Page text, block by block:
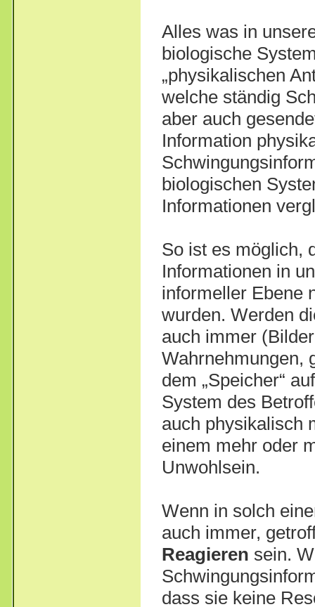
Alles was in
biologische
„physikalischen
welche ständig
aber auch
Information
biologischen
Informationen
So ist es möglich,
Informationen in
informeller Ebene
wurden. Werden
auch immer
Wahrnehmungen,
dem „Speicher“
System des
auch physikalisch
einem mehr oder
Unwohlsein.
Wenn in solch
auch immer,
Reagieren sein.
dass sie keine